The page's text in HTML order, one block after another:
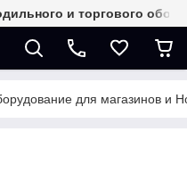
и торгового
для магазинов и